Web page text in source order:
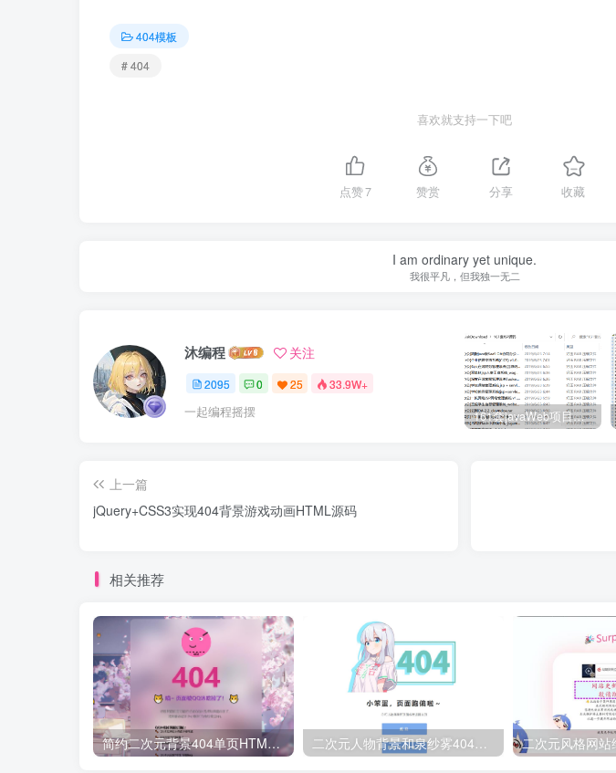
404模板
# 404
喜欢就支持一下吧
点赞7 赞赏 分享 收藏
I am ordinary yet unique.
我很平凡，但我独一无二
沐编程 关注
2095 0 25 33.9W+
一起编程摇摆 161套javaWeb项目源码免费分享
上一篇
jQuery+CSS3实现404背景游戏动画HTML源码
相关推荐
简约二次元背景404单页HTML源码 二次元人物背景和泉纱雾404网站错误页面源码